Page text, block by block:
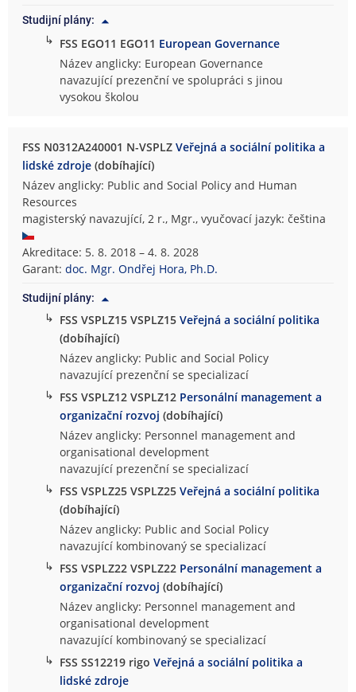
Studijní plány:
↳ FSS EGO11 EGO11 European Governance
Název anglicky: European Governance
navazující prezenční ve spolupráci s jinou
vysokou školou
FSS N0312A240001 N-VSPLZVeřejná a sociální politika a
lidské zdroje (dobíhající)
Název anglicky: Public and Social Policy and Human
Resources
magisterský navazující, 2 r., Mgr., vyučovací jazyk: čeština
Akreditace: 5. 8. 2018 – 4. 8. 2028
Garant:doc. Mgr. Ondřej Hora, Ph.D.
Studijní plány:
↳ FSS VSPLZ15 VSPLZ15Veřejná a sociální politika
(dobíhající)
Název anglicky: Public and Social Policy
navazující prezenční se specializací
↳ FSS VSPLZ12 VSPLZ12 Personální management a
organizační rozvoj (dobíhající)
Název anglicky: Personnel management and
organisational development
navazující prezenční se specializací
↳ FSS VSPLZ25 VSPLZ25Veřejná a sociální politika
(dobíhající)
Název anglicky: Public and Social Policy
navazující kombinovaný se specializací
↳ FSS VSPLZ22 VSPLZ22 Personální management a
organizační rozvoj (dobíhající)
Název anglicky: Personnel management and
organisational development
navazující kombinovaný se specializací
↳ FSS SS12219 rigoVeřejná a sociální politika a
lidské zdroje